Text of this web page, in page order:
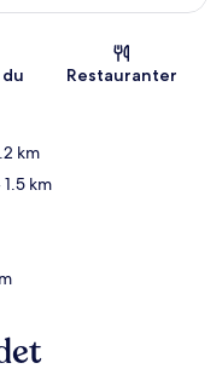
Restauranter
km
1.5 km